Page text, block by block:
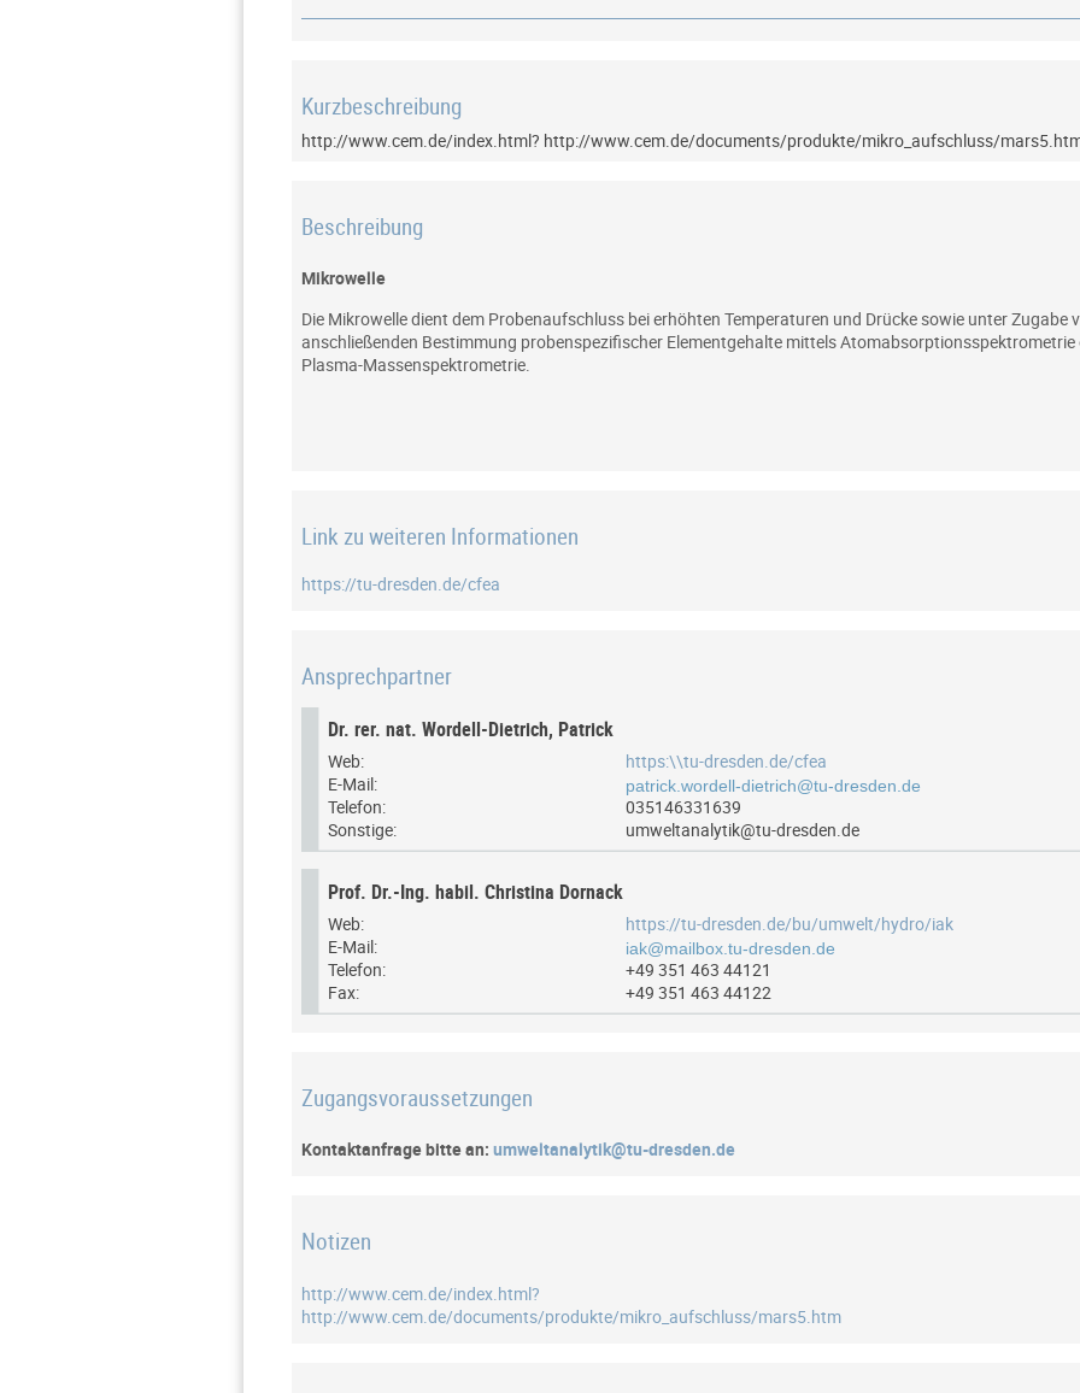
Kurzbeschreibung
http://www.cem.de/index.html? http://www.cem.de/documents/produkte/mikro_aufschluss/
Beschreibung
Mikrowelle
Die Mikrowelle dient dem Probenaufschluss bei erhöhten Temperaturen und Drücke sowie unter Zugabe
anschließenden Bestimmung probenspezifischer Elementgehalte mittels
Plasma-Massenspektrometrie.
Link zu weiteren Informationen
https://tu-dresden.de/cfea
Ansprechpartner
Dr. rer. nat. Wordell-Dietrich, Patrick
Web:
https:\\tu-dresden.de/cfea
E-Mail:
Telefon:
035146331639
Sonstige:
umweltanalytik@tu-dresden.de
Prof. Dr.-Ing. habil. Christina Dornack
Web:
https://tu-dresden.de/bu/umwelt/hydro/iak
E-Mail:
Telefon:
+49 351 463 44121
Fax:
+49 351 463 44122
Zugangsvoraussetzungen
Kontaktanfrage bitte an: umweltanalytik@tu-dresden.de
Notizen
http://www.cem.de/index.html?
http://www.cem.de/documents/produkte/mikro_aufschluss/mars5.htm